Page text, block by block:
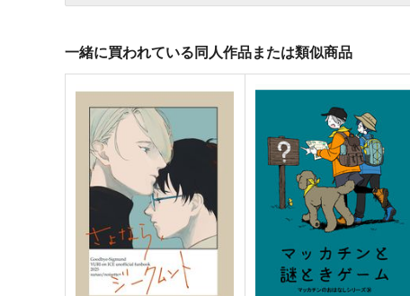
一緒に買われている同人作品または類似商品